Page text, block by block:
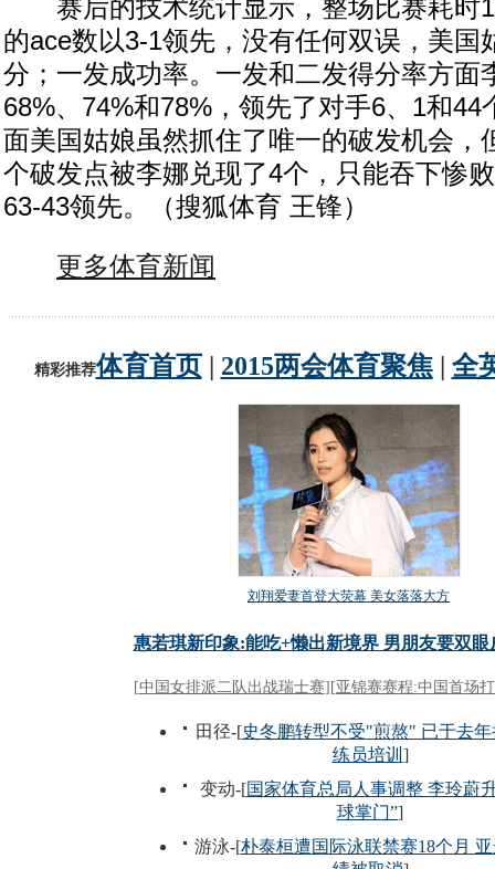
赛后的技术统计显示，整场比赛耗时1
的ace数以3-1领先，没有任何双误，美国
分；一发成功率。一发和二发得分率方面
68%、74%和78%，领先了对手6、1和44
面美国姑娘虽然抓住了唯一的破发机会，
个破发点被李娜兑现了4个，只能吞下惨
63-43领先。（搜狐体育 王锋）
更多体育新闻